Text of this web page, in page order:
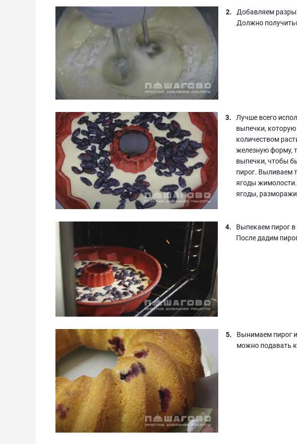
Добавляем
Должно
Лучше всего
выпечки,
количеством
железную форму,
выпечки, чтобы
пирог. Выливаем
ягоды
ягоды,
Выпекаем пирог в
После дадим
Вынимаем пирог
можно подавать к